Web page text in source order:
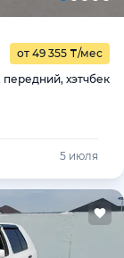
от 49 355 ₸/мес
хэтчбек
5 июля